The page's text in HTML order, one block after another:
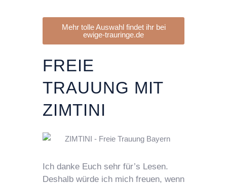
Mehr tolle Auswahl findet ihr bei
ewige-trauringe.de
FREIE
TRAUUNG MIT
ZIMTINI
Ich danke Euch sehr für’s Lesen.
Deshalb würde ich mich freuen, wenn